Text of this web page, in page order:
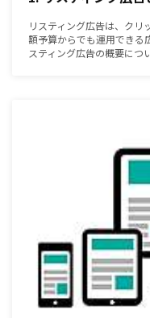
リスティング広告は、ク
額予算からでも運用できる
スティング広告の概要につ